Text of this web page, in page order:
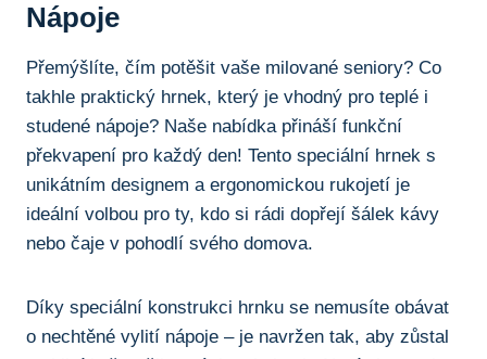
Nápoje
Přemýšlíte, čím potěšit vaše milované⁤ seniory? Co
takhle praktický hrnek,⁤ který⁢ je ‍vhodný pro⁣ teplé i
studené nápoje? Naše nabídka přináší funkční
překvapení pro každý ​den! Tento speciální hrnek ⁢s
unikátním designem a ergonomickou rukojetí je
ideální volbou ⁤pro ty, kdo si ‌rádi dopřejí šálek kávy
nebo čaje ‍v pohodlí svého domova.
Díky speciální ‍konstrukci⁤ hrnku ⁤se nemusíte obávat
o nechtěné vylití nápoje – je navržen tak, aby ⁤zůstal